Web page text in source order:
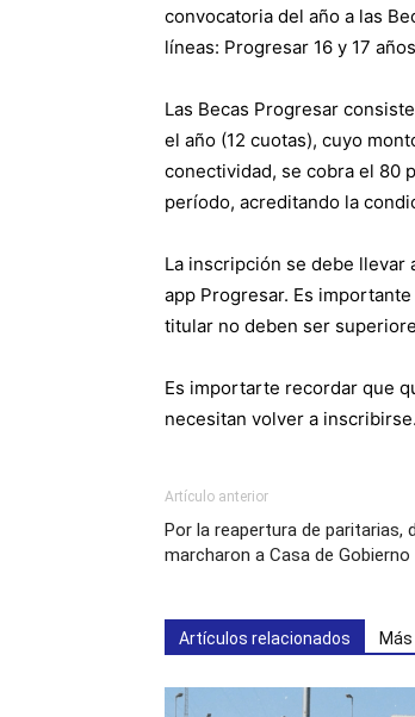
convocatoria del año a las
líneas: Progresar 16 y 17
Las Becas Progresar
el año (12 cuotas), cuyo
conectividad, se cobra el 80
período, acreditando la
La inscripción se debe
app Progresar. Es
titular no deben ser
Es importarte recordar que
necesitan volver a inscribirse.
Artículo anterior
Por la reapertura de paritarias,
marcharon a Casa de Gobierno
Artículos relacionados